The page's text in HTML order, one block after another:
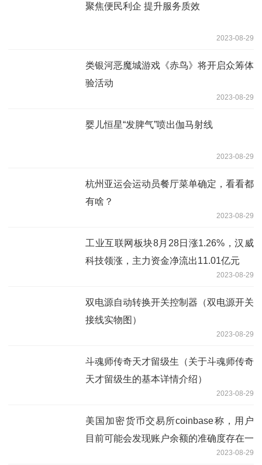
聚焦便民利企 提升服务质效
2023-08-29
类银河恶魔城游戏《赤鸟》将开启众筹体
验活动
2023-08-29
婴儿恒星“发脾气”喷出伽马射线
2023-08-29
杭州亚运会运动员餐厅菜单确定，看看都
有啥？
2023-08-29
工业互联网板块8月28日涨1.26%，汉威
科技领涨，主力资金净流出11.01亿元
2023-08-29
双电源自动转换开关控制器（双电源开关
接线实物图）
2023-08-29
斗魂师传奇天才留级生（关于斗魂师传奇
天才留级生的基本详情介绍）
2023-08-29
美国加密货币交易所coinbase称，用户
目前可能会发现账户余额的准确度存在一
2023-08-29